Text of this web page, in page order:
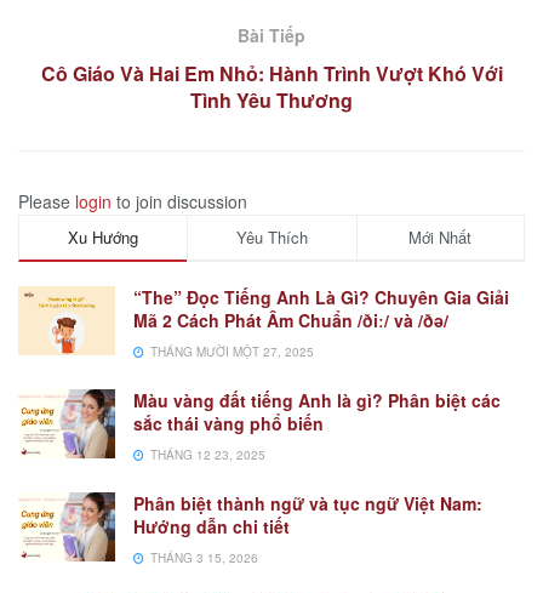
Bài Tiếp
Cô Giáo Và Hai Em Nhỏ: Hành Trình Vượt Khó Với
Tình Yêu Thương
Please login to join discussion
Xu Hướng Yêu Thích Mới Nhất
“The” Đọc Tiếng Anh Là Gì? Chuyên Gia Giải
Mã 2 Cách Phát Âm Chuẩn /ðiː/ và /ðə/
THÁNG MƯỜI MỘT 27, 2025
Màu vàng đất tiếng Anh là gì? Phân biệt các
sắc thái vàng phổ biến
THÁNG 12 23, 2025
Phân biệt thành ngữ và tục ngữ Việt Nam:
Hướng dẫn chi tiết
THÁNG 3 15, 2026